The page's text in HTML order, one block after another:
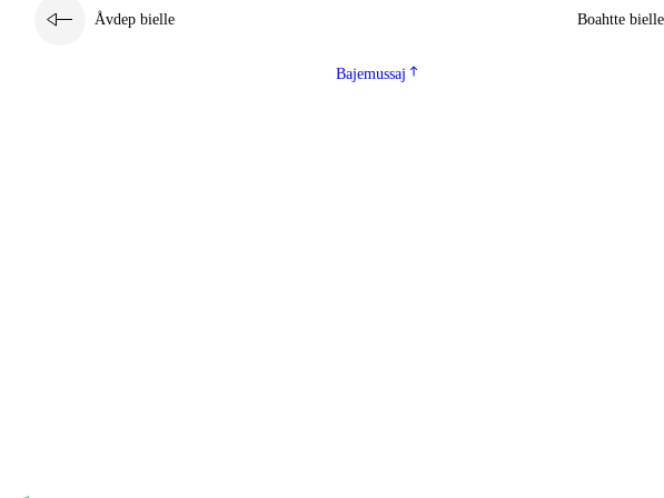
Åvdep bielle Boahtte bielle
Bajemussaj